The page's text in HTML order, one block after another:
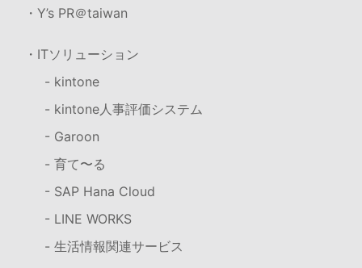
・Y’s PR＠taiwan
・ITソリューション
- kintone
- kintone人事評価システム
- Garoon
- 育て〜る
- SAP Hana Cloud
- LINE WORKS
- 生活情報関連サービス